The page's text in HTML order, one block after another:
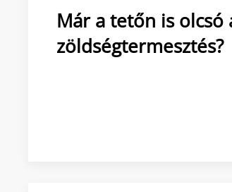
Már a tetőn is olcsó
zöldségtermesztés?